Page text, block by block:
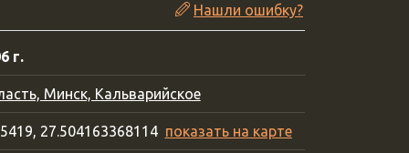
Нашли ошибку?
г.
Минск, Кальварийское
27.504163368114 показать на карте